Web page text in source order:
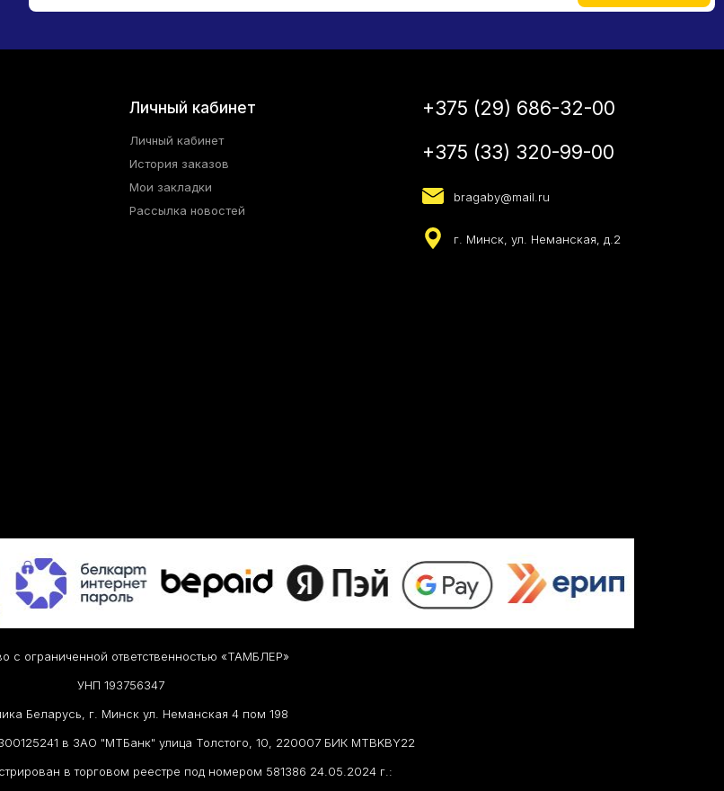
Личный кабинет
Личный кабинет
История заказов
Мои закладки
Рассылка новостей
+375 (29) 686-32-00
+375 (33) 320-99-00
bragaby@mail.ru
г. Минск, ул. Неманская, д.2
с ограниченной ответственностью «ТАМБЛЕР»
УНП 193756347
Беларусь, г. Минск ул. Неманская 4 пом 198
в ЗАО "МТБанк" улица Толстого, 10, 220007 БИК MTBKBY22
в торговом реестре под номером 581386 24.05.2024 г.: